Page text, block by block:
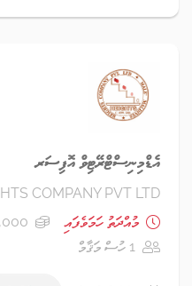
އެޑްމިނިސްޓްރޭޓިވް އޮފިސަރ
COMPANY PVT LTD
މުއްދަތު ހަމަވެފައި
8,000 ރުފިޔާ -
1 ހުސް މަޤާމް